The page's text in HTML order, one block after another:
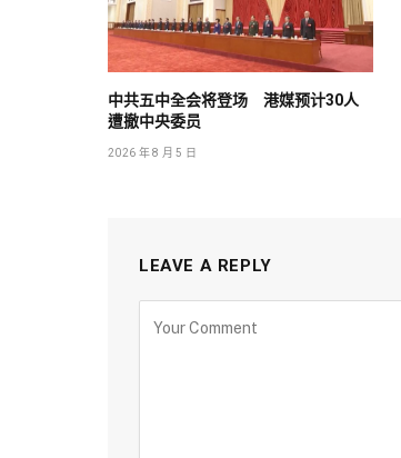
中共五中全会将登场 港媒预计30人
遭撤中央委员
2026 年 8 月 5 日
LEAVE A REPLY